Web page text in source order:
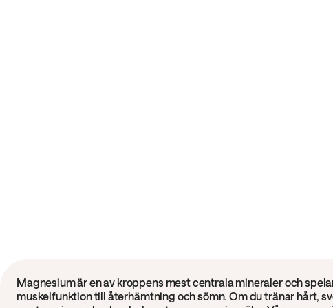
Magnesium är en av kroppens mest centrala mineraler och
muskelfunktion till återhämtning och sömn. Om du tränar hårt,